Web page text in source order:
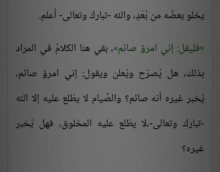
يخلو بعضُه من بُعْدٍ، والله -تبارك وتعالى- أعلم.
فليقل: إني امرؤ صائم ، بقي هنا الكلامُ في المراد
بذلك، هل يُصرّح ويُعلن ويقول: إني امرؤ صائم،
يُخبر غيره أنه صائم؟ والصِّيام لا يطّلع عليه إلا الله
-تبارك وتعالى-،لا يطّلع عليه المخلوق، فهل يُخبر
غيره؟